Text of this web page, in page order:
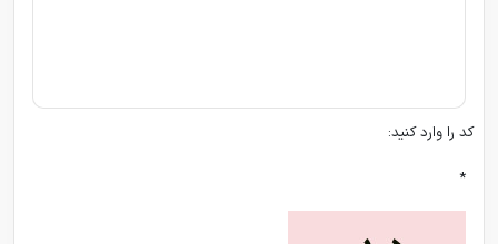
کد را وارد کنید:
*